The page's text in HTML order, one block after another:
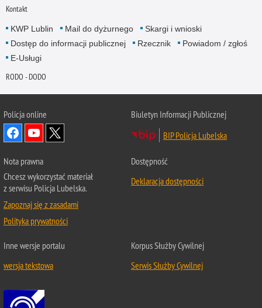
Kontakt
KWP Lublin Mail do dyżurnego
Skargi i wnioski
Dostęp do informacji publicznej
Rzecznik
Powiadom / zgłoś
E-Usługi
RODO - DODO
Policja online
Biuletyn Informacji Publicznej
BIP Policja Lubelska
Nota prawna
Chcesz wykorzystać materiał
z serwisu Policja Lubelska.
Zapoznaj się z zasadami
Polityka prywatności
Dostępność
Deklaracja dostępności
Inne wersje portalu
wersja tekstowa
Korpus Służby Cywilnej
Serwis Służby Cywilnej